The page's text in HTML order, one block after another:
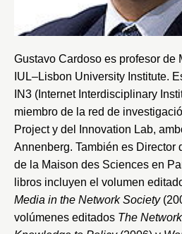
Gustavo Cardoso es profesor de
IUL–Lisbon University Institute.
IN3 (Internet Interdisciplinary
miembro de la red de
Project y del Innovation Lab,
Annenberg. También es Director
de la Maison des Sciences en
libros incluyen el volumen
Media in the Network Society
volúmenes editados The